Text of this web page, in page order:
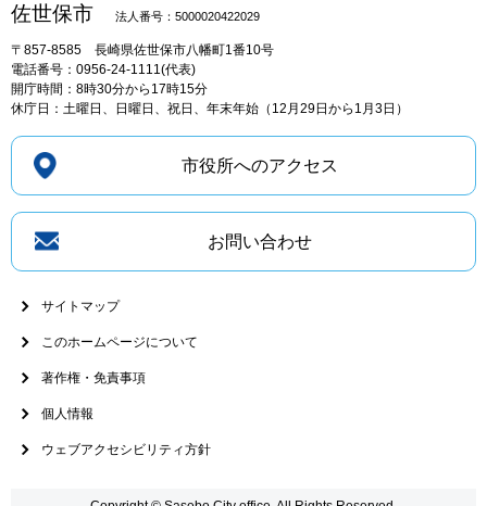
佐世保市 法人番号：5000020422029
〒857-8585 長崎県佐世保市八幡町1番10号
電話番号：0956-24-1111(代表)
開庁時間：8時30分から17時15分
休庁日：土曜日、日曜日、祝日、年末年始（12月29日から1月3日）
市役所へのアクセス
お問い合わせ
サイトマップ
このホームページについて
著作権・免責事項
個人情報
ウェブアクセシビリティ方針